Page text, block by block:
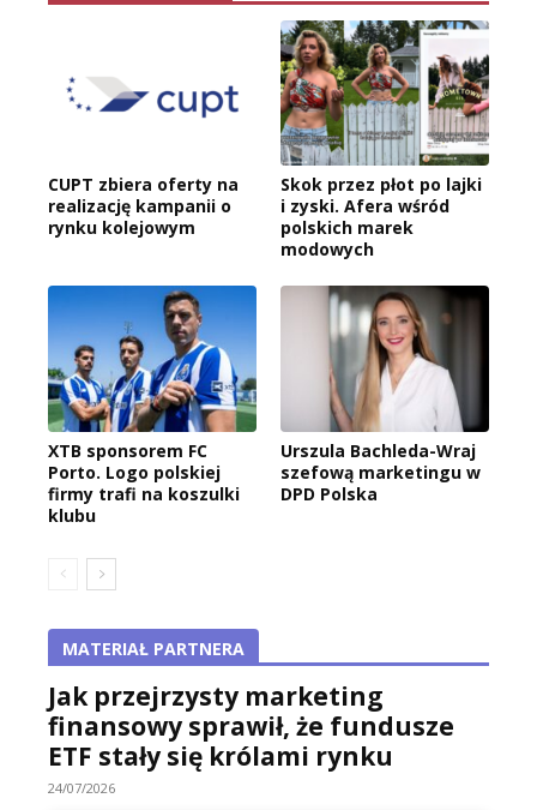
CUPT zbiera oferty na
realizację kampanii o
rynku kolejowym
Skok przez płot po lajki
i zyski. Afera wśród
polskich marek
modowych
XTB sponsorem FC
Porto. Logo polskiej
firmy trafi na koszulki
klubu
Urszula Bachleda-Wraj
szefową marketingu w
DPD Polska
MATERIAŁ PARTNERA
Jak przejrzysty marketing
finansowy sprawił, że fundusze
ETF stały się królami rynku
24/07/2026